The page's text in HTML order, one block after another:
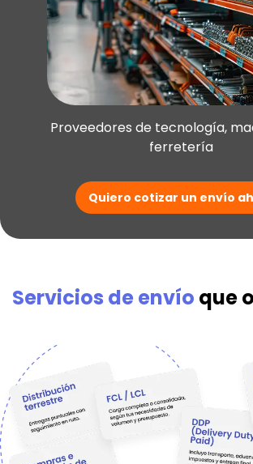
Proveedores de tecnología,
ferretería
Quiero cotizar un envío
Servicios de envío que